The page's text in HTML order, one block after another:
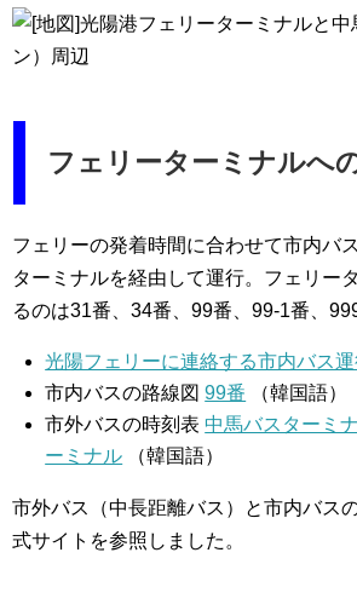
フェリーターミナルへ
フェリーの発着時間に合わせて市内バ
ターミナルを経由して運行。フェリー
るのは31番、34番、99番、99-1番、
光陽フェリーに連絡する市内バス
市内バスの路線図99番 （韓国語）
市外バスの時刻表中馬バスターミ
ーミナル （韓国語）
市外バス（中長距離バス）と市内バス
式サイトを参照しました。